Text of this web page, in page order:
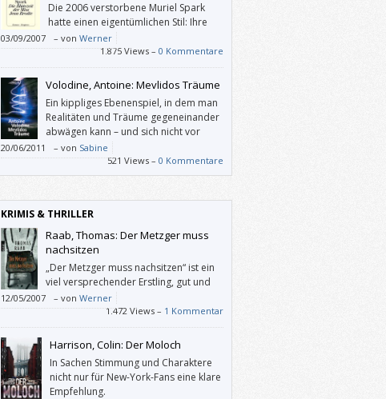
Die 2006 verstorbene Muriel Spark
hatte einen eigentümlichen Stil: Ihre
“typisch britisch” trocken
geschriebenen Romane erwecken oft den
Eindruck, sie wären chaotisch (oder nur sehr
vage konstruiert), und man könnte spekulieren,
ob Spark eine Herrin des Chaos oder eine
Meisterin des subtilen Aufbaus gewesen ist.
03/09/2007 – von Werner
1.875 Views – 0 Kommentare
Volodine, Antoine: Mevlidos Träume
Ein kippliges Ebenenspiel, in dem man
Realitäten und Träume gegeneinander
abwägen kann – und sich nicht vor
Spinnen fürchten sollte, denn deren
Netze werden zum Ende hin immer dichter.
20/06/2011 – von Sabine
521 Views – 0 Kommentare
KRIMIS & THRILLER
Raab, Thomas: Der Metzger muss
nachsitzen
„Der Metzger muss nachsitzen“ ist ein
viel versprechender Erstling, gut und
geschickt aufgebaut, mit
faszinierendem Personal und einem
interessanten Fall mit vielen überraschenden
Wendungen.
12/05/2007 – von Werner
1.472 Views – 1 Kommentar
Harrison, Colin: Der Moloch
In Sachen Stimmung und Charaktere
nicht nur für New-York-Fans eine klare
Empfehlung.